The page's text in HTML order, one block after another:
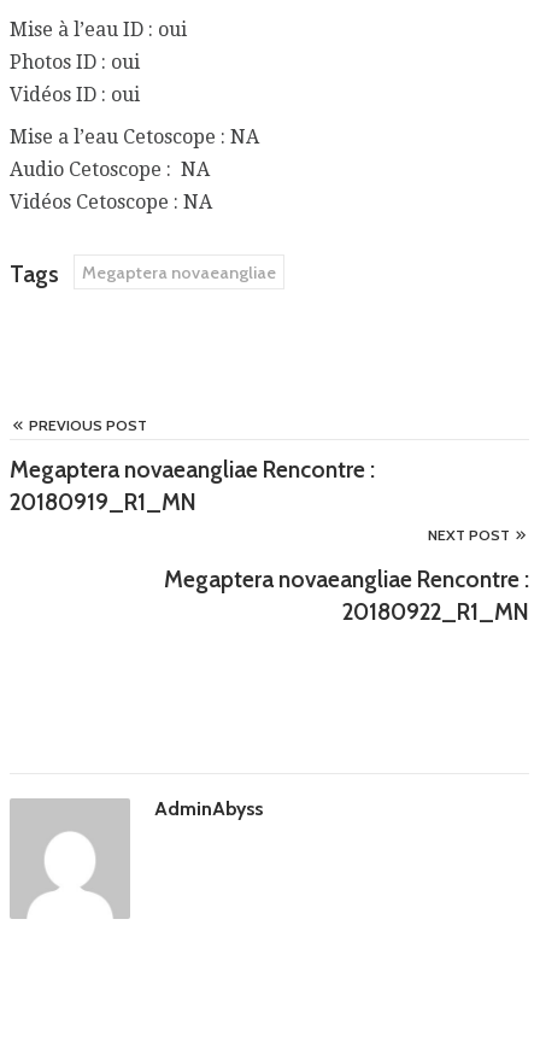
Mise à l’eau ID : oui
Photos ID : oui
Vidéos ID : oui
Mise a l’eau Cetoscope : NA
Audio Cetoscope : NA
Vidéos Cetoscope : NA
Tags Megaptera novaeangliae
PREVIOUS POST
Megaptera novaeangliae Rencontre :
20180919_R1_MN
NEXT POST
Megaptera novaeangliae Rencontre :
20180922_R1_MN
AdminAbyss